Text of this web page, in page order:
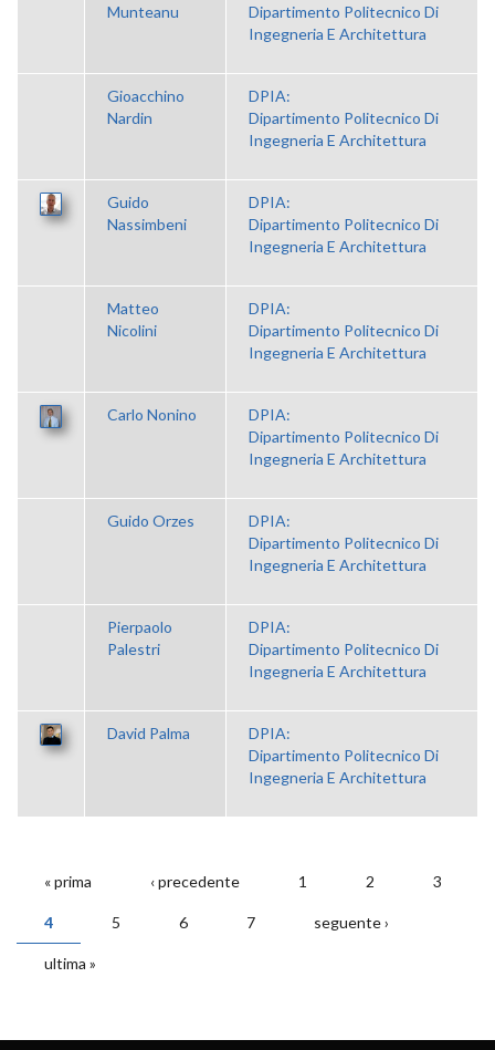
Munteanu
Dipartimento Politecnico Di
Ingegneria E Architettura
Gioacchino
Nardin
DPIA:
Dipartimento Politecnico Di
Ingegneria E Architettura
Guido
Nassimbeni
DPIA:
Dipartimento Politecnico Di
Ingegneria E Architettura
Matteo
Nicolini
DPIA:
Dipartimento Politecnico Di
Ingegneria E Architettura
Carlo Nonino
DPIA:
Dipartimento Politecnico Di
Ingegneria E Architettura
Guido Orzes
DPIA:
Dipartimento Politecnico Di
Ingegneria E Architettura
Pierpaolo
Palestri
DPIA:
Dipartimento Politecnico Di
Ingegneria E Architettura
David Palma
DPIA:
Dipartimento Politecnico Di
Ingegneria E Architettura
PAGINE
« prima ‹ precedente 1 2 3
4 5 6 7 seguente ›
ultima »